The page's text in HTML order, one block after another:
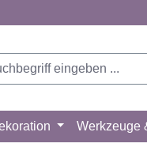
Werkzeuge